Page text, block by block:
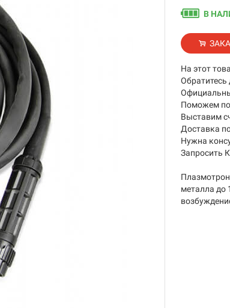
В
На этот
Обратитесь
Поможем
Выставим
Доставка
Нужна
Запросить
металла до